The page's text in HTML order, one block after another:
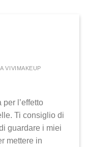
VIVIMAKEUP
l’effetto
Ti consiglio di
guardare i miei
mettere in